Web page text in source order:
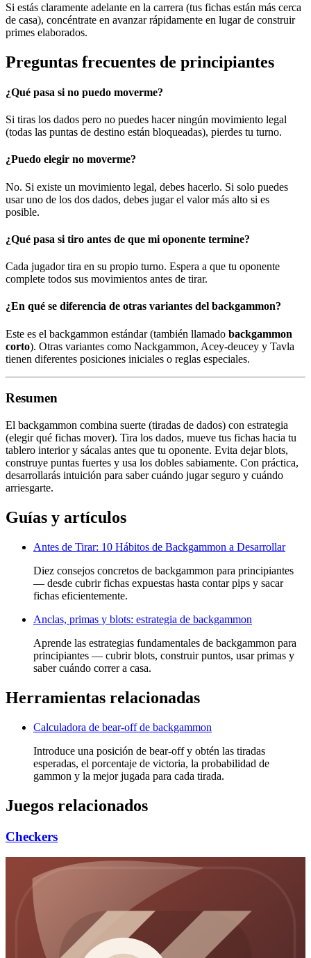
Si estás claramente adelante en la carrera (tus fichas están más cerca
de casa), concéntrate en avanzar rápidamente en lugar de construir
primes elaborados.
Preguntas frecuentes de principiantes
¿Qué pasa si no puedo moverme?
Si tiras los dados pero no puedes hacer ningún movimiento legal
(todas las puntas de destino están bloqueadas), pierdes tu turno.
¿Puedo elegir no moverme?
No. Si existe un movimiento legal, debes hacerlo. Si solo puedes
usar uno de los dos dados, debes jugar el valor más alto si es
posible.
¿Qué pasa si tiro antes de que mi oponente termine?
Cada jugador tira en su propio turno. Espera a que tu oponente
complete todos sus movimientos antes de tirar.
¿En qué se diferencia de otras variantes del backgammon?
Este es el backgammon estándar (también llamado backgammon
corto). Otras variantes como Nackgammon, Acey-deucey y Tavla
tienen diferentes posiciones iniciales o reglas especiales.
Resumen
El backgammon combina suerte (tiradas de dados) con estrategia
(elegir qué fichas mover). Tira los dados, mueve tus fichas hacia tu
tablero interior y sácalas antes que tu oponente. Evita dejar blots,
construye puntas fuertes y usa los dobles sabiamente. Con práctica,
desarrollarás intuición para saber cuándo jugar seguro y cuándo
arriesgarte.
Guías y artículos
Antes de Tirar: 10 Hábitos de Backgammon a Desarrollar
Diez consejos concretos de backgammon para principiantes
— desde cubrir fichas expuestas hasta contar pips y sacar
fichas eficientemente.
Anclas, primas y blots: estrategia de backgammon
Aprende las estrategias fundamentales de backgammon para
principiantes — cubrir blots, construir puntos, usar primas y
saber cuándo correr a casa.
Herramientas relacionadas
Calculadora de bear-off de backgammon
Introduce una posición de bear-off y obtén las tiradas
esperadas, el porcentaje de victoria, la probabilidad de
gammon y la mejor jugada para cada tirada.
Juegos relacionados
Checkers